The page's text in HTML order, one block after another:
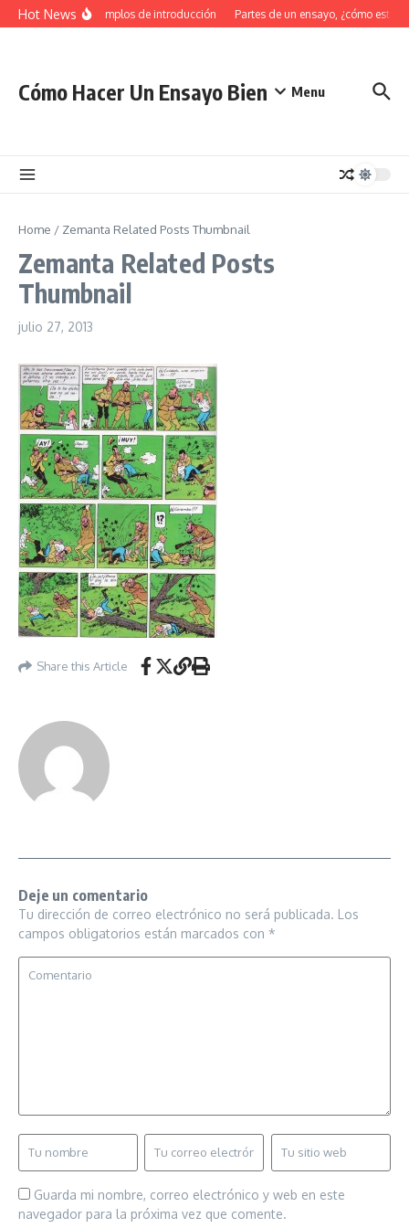
Saltar al contenido
Hot News34 Ejemplos de introducción Partes de un ensayo, ¿cómo
Cómo Hacer Un Ensayo Bien Menu
Home / Zemanta Related Posts Thumbnail
Zemanta Related Posts
Thumbnail
julio 27, 2013
Share this Article
Deje un comentario
Tu dirección de correo electrónico no será publicada. Los
campos obligatorios están marcados con *
Guarda mi nombre, correo electrónico y web en este
navegador para la próxima vez que comente.